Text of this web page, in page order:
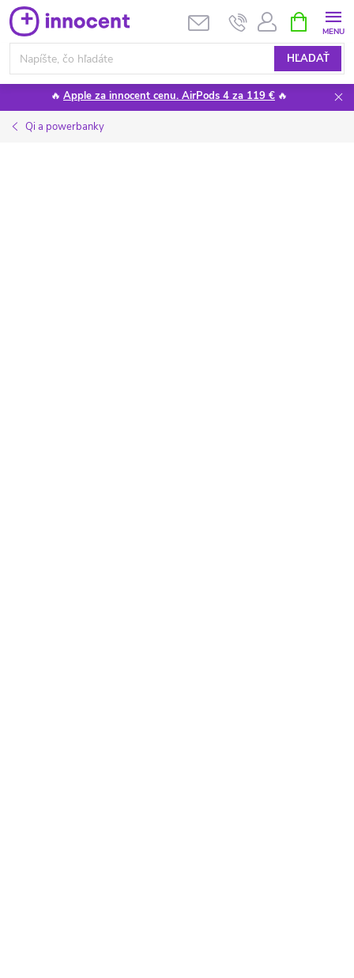
Prejsť
na
obsah
HĽADAŤ
KOŠÍK
🔥 Apple za innocent cenu. AirPods 4 za 119 € 🔥
Qi a powerbanky